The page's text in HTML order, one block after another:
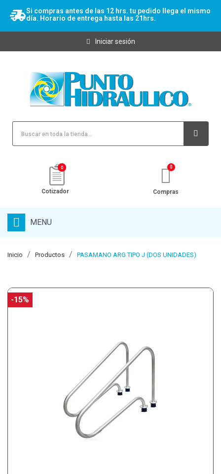
Si compras antes de las 12 hrs. tu pedido llega el mismo
día. Horario de entrega hasta las 21hrs.
Iniciar sesión
0
Cotizador Compras
MENU
Inicio Productos PASAMANO ARG TIPO J (DOS UNIDADES)
-15%